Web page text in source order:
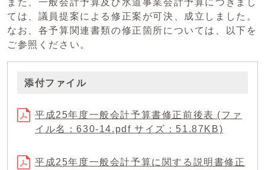
また、一般会計予算及び水道事業会計予算につきまし
ては、議員提案による修正案が可決、成立しました。
なお、各予算関連書類の修正箇所については、以下を
ご参照ください。
添付ファイル
平成25年度一般会計予算書修正前後表 (ファ
イル名：630-14.pdf サイズ：51.87KB)
平成25年度一般会計予算に関する説明書修正